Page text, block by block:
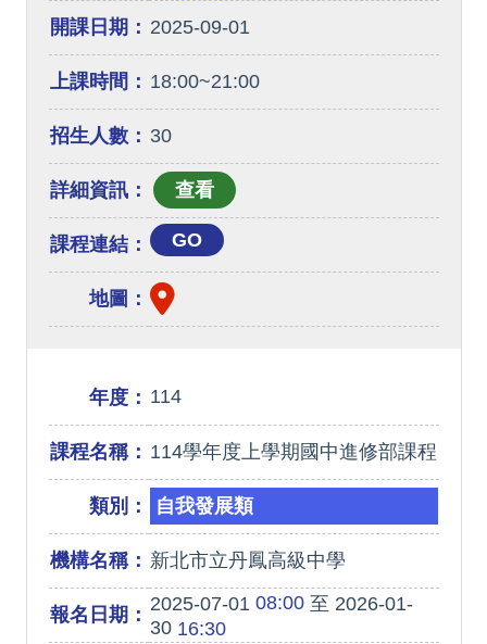
開課日期： 2025-09-01
上課時間： 18:00~21:00
招生人數： 30
詳細資訊：
課程連結： GO
地圖：
年度： 114
課程名稱： 114學年度上學期國中進修部課程
類別： 自我發展類
機構名稱： 新北市立丹鳳高級中學
報名日期： 2025-07-01 08:00至 2026-01-
3016:30